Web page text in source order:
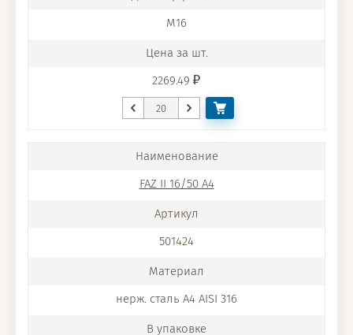
M16
2269.49
FAZ II 16/50 A4
501424
нерж. сталь A4 AISI 316